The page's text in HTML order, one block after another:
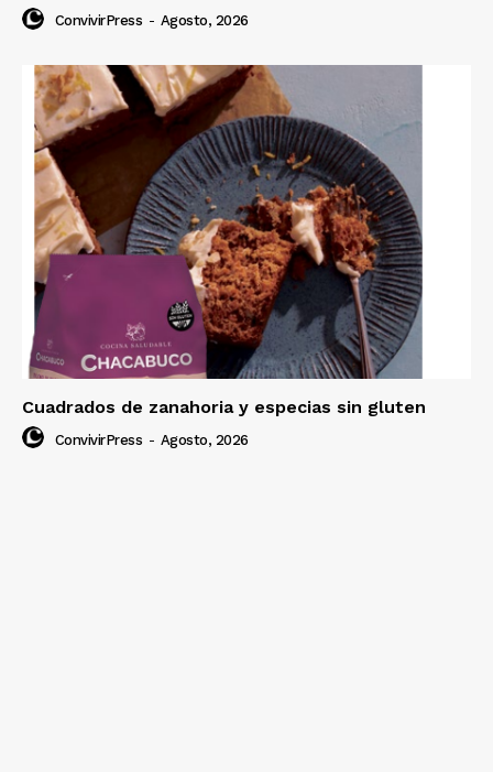
ConvivirPress - Agosto, 2026
Cuadrados de zanahoria y especias sin gluten
ConvivirPress - Agosto, 2026